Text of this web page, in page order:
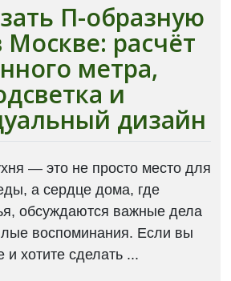
П-образную
Москве: расчёт
метра,
и
дизайн
— это не просто место для
а сердце дома, где
обсуждаются важные дела
воспоминания. Если вы
хотите сделать ...